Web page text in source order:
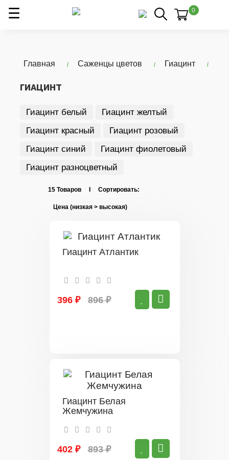
0
Главная Саженцы цветов Гиацинт
ГИАЦИНТ
Гиацинт белый
Гиацинт желтый
Гиацинт красный
Гиацинт розовый
Гиацинт синий
Гиацинт фиолетовый
Гиацинт разноцветный
15 Товаров I Сортировать:
Гиацинт Атлантик
396 ₽ 896 ₽
Гиацинт Белая
Жемчужина
402 ₽ 893 ₽